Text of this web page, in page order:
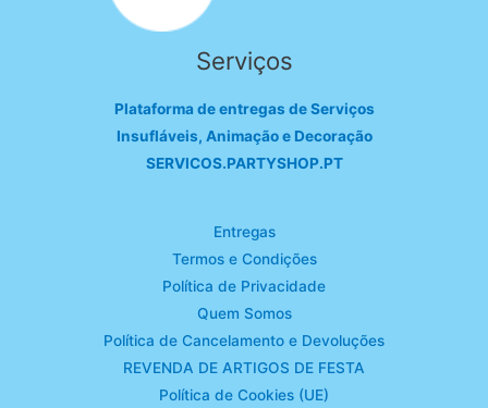
Serviços
Plataforma de entregas de Serviços
Insufláveis, Animação e Decoração
SERVICOS.PARTYSHOP.PT
Entregas
Termos e Condições
Política de Privacidade
Quem Somos
Política de Cancelamento e Devoluções
REVENDA DE ARTIGOS DE FESTA
Política de Cookies (UE)